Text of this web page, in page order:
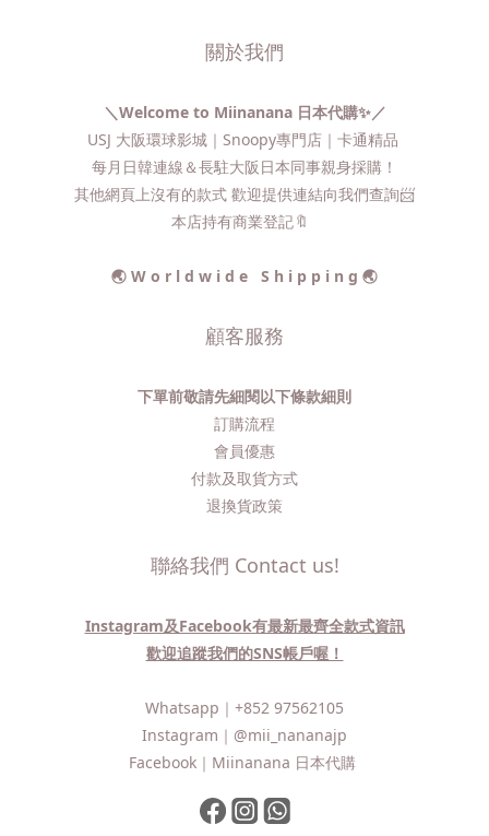
關於我們
＼Welcome to Miinanana 日本代購✨／
USJ 大阪環球影城｜Snoopy專門店｜卡通精品
每月日韓連線＆長駐大阪日本同事親身採購！
其他網頁上沒有的款式 歡迎提供連結向我們查詢📨​
本店持有商業登記🔖
🌏 W o r l d w i d e S h i p p i n g 🌏
顧客服務
下單前敬請先細閱以下條款細則
訂購流程​
會員優惠
付款及取貨方式
退換貨政策
聯絡我們 Contact us!
Instagram及Facebook有最新最齊全款式資訊
歡迎追蹤我們的SNS帳戶喔！
Whatsapp｜ +852 97562105
Instagram｜ @mii_nananajp
Facebook｜ Miinanana 日本代購